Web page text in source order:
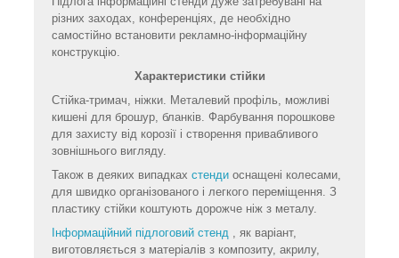
різних заходах, конференціях, де необхідно
самостійно встановити рекламно-інформаційну
конструкцію.
Характеристики стійки
Стійка-тримач, ніжки. Металевий профіль, можливі
кишені для брошур, бланків. Фарбування порошкове
для захисту від корозії і створення привабливого
зовнішнього вигляду.
Також в деяких випадках стенди оснащені колесами,
для швидко організованого і легкого переміщення. З
пластику стійки коштують дорожче ніж з металу.
Інформаційний підлоговий стенд , як варіант,
виготовляється з матеріалів з композиту, акрилу,